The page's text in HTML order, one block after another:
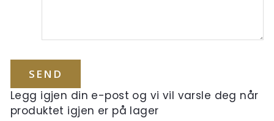
Legg igjen din e-post og vi vil varsle deg når
produktet igjen er på lager